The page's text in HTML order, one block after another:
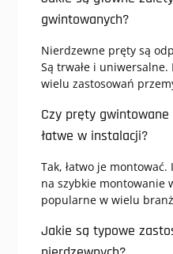
gwintowanych?
Nierdzewne pręty są
Są trwałe i
wielu zastosowań
Czy pręty
łatwe w instalacji?
Tak, łatwo je
na szybkie montowanie
popularne w wielu
Jakie są typowe